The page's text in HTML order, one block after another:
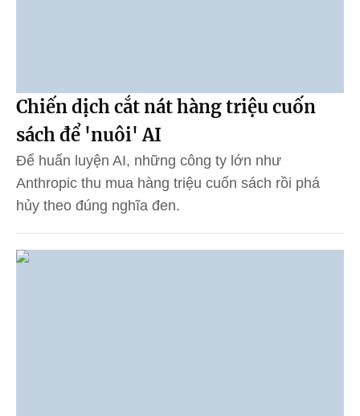
Chiến dịch cắt nát hàng triệu cuốn
sách để 'nuôi' AI
Để huấn luyện AI, những công ty lớn như
Anthropic thu mua hàng triệu cuốn sách rồi phá
hủy theo đúng nghĩa đen.